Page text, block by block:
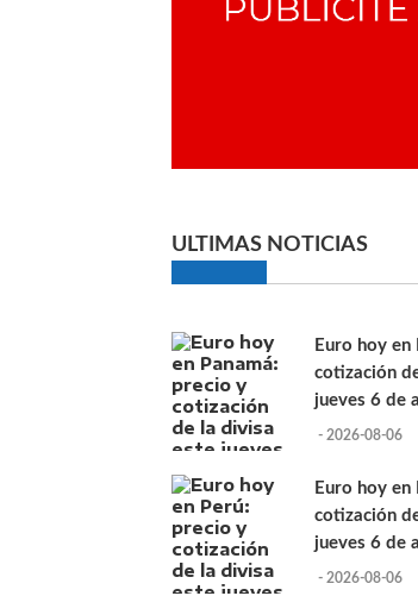
ULTIMAS NOTICIAS
Euro hoy en
cotización
jueves 6 de
- 2026-08-06
Euro hoy
cotización
jueves 6 de
- 2026-08-06